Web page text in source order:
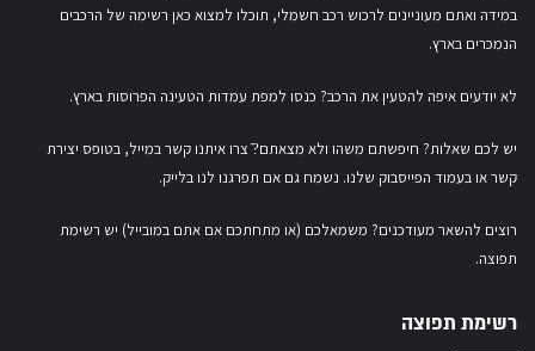
במידה ואתם מעוניינים לרכוש רכב חשמלי, תוכלו למצוא כאן רשימה של הרכבים
הנמכרים בארץ.
לא יודעים איפה להטעין את הרכב? כנסו למפת עמדות הטעינה הפרוסות בארץ.
יש לכם שאלות? חיפשתם משהו ולא מצאתם?ֿ צרו איתנו קשר במייל, בטופס יצירת
קשראובעמוד הפייסבוק שלנו. נשמח גם אם תפרגנו לנו בלייק.
רוצים להשאר מעודכנים? משמאלכם (או מתחתכם אם אתם במובייל) יש רשימת
תפוצה.
רשימת תפוצה